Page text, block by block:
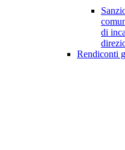
di
Rendiconti